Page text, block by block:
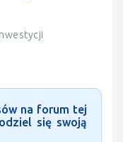
na forum tej
się swoją